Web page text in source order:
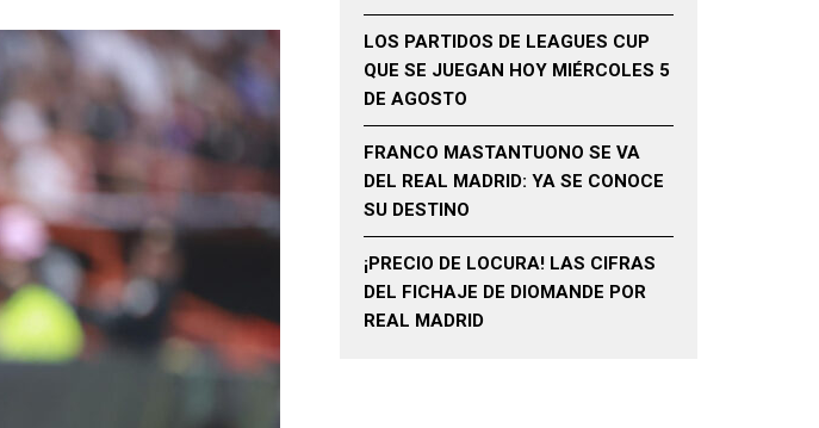
LOS PARTIDOS DE LEAGUES CUP
QUE SE JUEGAN HOY MIÉRCOLES 5
DE AGOSTO
FRANCO MASTANTUONO SE VA
DEL REAL MADRID: YA SE CONOCE
SU DESTINO
¡PRECIO DE LOCURA! LAS CIFRAS
DEL FICHAJE DE DIOMANDE POR
REAL MADRID